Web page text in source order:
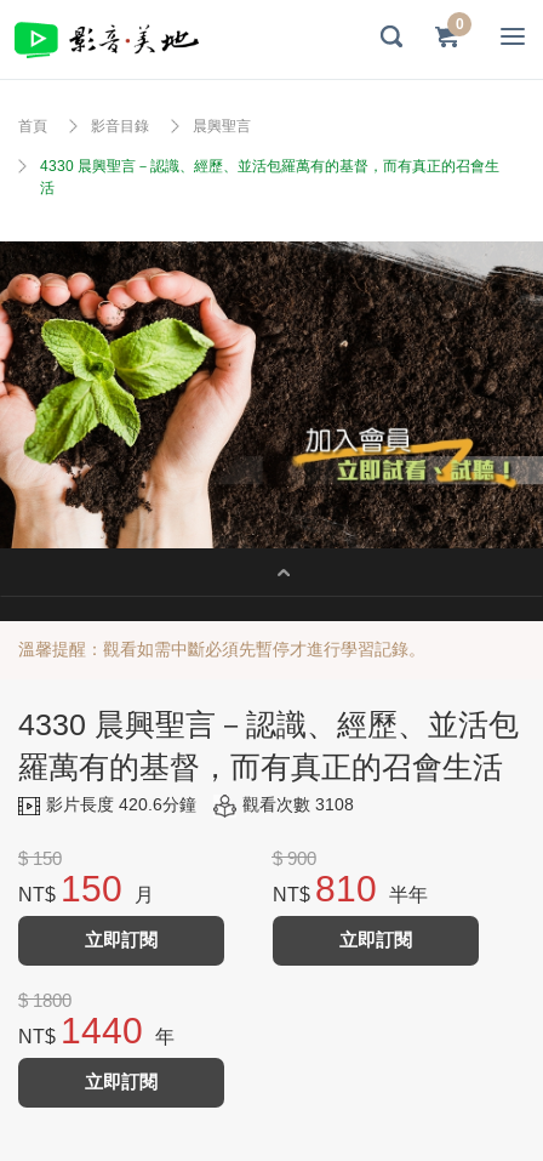
0
首頁 影音目錄 晨興聖言
4330 晨興聖言－認識、經歷、並活包羅萬有的基督，而有真正的召會生
活
溫馨提醒：觀看如需中斷必須先暫停才進行學習記錄。
4330 晨興聖言－認識、經歷、並活包
羅萬有的基督，而有真正的召會生活
影片長度 420.6分鐘 觀看次數 3108
$ 150
NT$ 150 月
立即訂閱
$ 900
NT$ 810 半年
立即訂閱
$ 1800
NT$ 1440 年
立即訂閱